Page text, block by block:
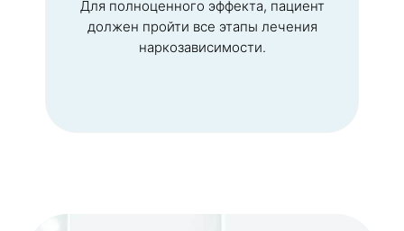
Для полноценного эффекта, пациент
должен пройти все этапы лечения
наркозависимости.